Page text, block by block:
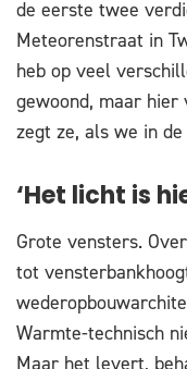
de eerste twee
Meteorenstraat in
heb op veel
gewoond, maar hier
zegt ze, als we in
‘Het licht is
Grote vensters.
tot
Warmte-technisch